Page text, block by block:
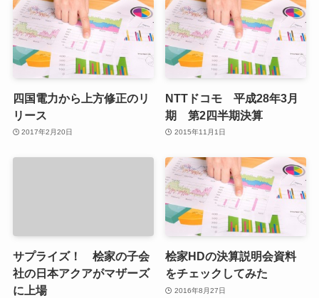
四国電力から上方修正のリ
リース
2017年2月20日
NTTドコモ 平成28年3月
期 第2四半期決算
2015年11月1日
サプライズ！ 桧家の子会
社の日本アクアがマザーズ
に上場
桧家HDの決算説明会資料
をチェックしてみた
2016年8月27日